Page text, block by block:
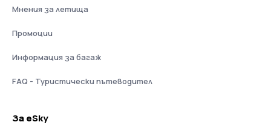
Мнения за летища
Промоции
Информация за багаж
FAQ - Туристически пътеводител
За eSky